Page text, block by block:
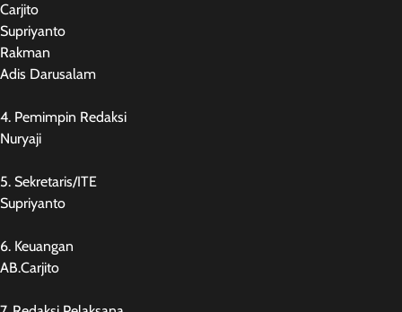
Carjito
Supriyanto
Rakman
Adis Darusalam
4. Pemimpin Redaksi
Nuryaji
5. Sekretaris/ITE
Supriyanto
6. Keuangan
AB.Carjito